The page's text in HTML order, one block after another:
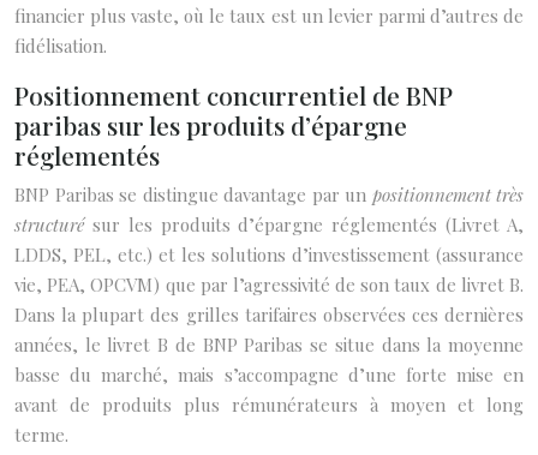
financier plus vaste, où le taux est un levier parmi d’autres de
fidélisation.
Positionnement concurrentiel de BNP
paribas sur les produits d’épargne
réglementés
BNP Paribas se distingue davantage par un positionnement très
structurésur les produits d’épargne réglementés (Livret A,
LDDS, PEL, etc.) et les solutions d’investissement (assurance
vie, PEA, OPCVM) que par l’agressivité de son taux de livret B.
Dans la plupart des grilles tarifaires observées ces dernières
années, le livret B de BNP Paribas se situe dans la moyenne
basse du marché, mais s’accompagne d’une forte mise en
avant de produits plus rémunérateurs à moyen et long
terme.